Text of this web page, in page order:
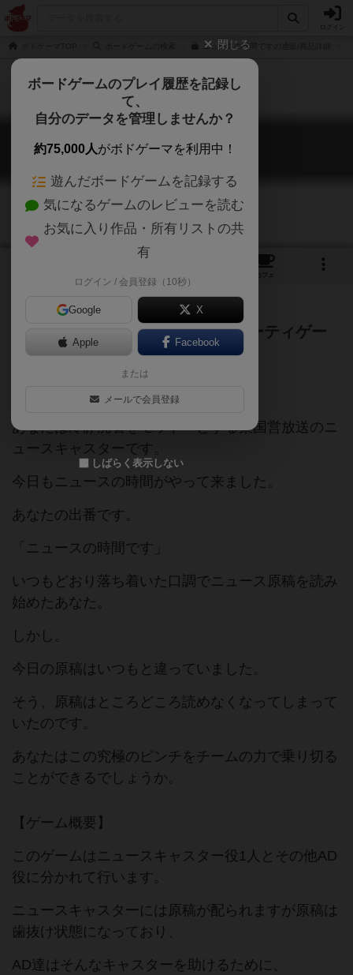
ニュースの時間ですの通販/商品詳細
ニュースの時間です
It is time of the news
カフェ
笑ってはいけないニュース番組パーティゲー
ム
【ストーリー】
あなたは冷静沈着をモットーとする某国営放送のニ
ュースキャスターです。
今日もニュースの時間がやって来ました。
あなたの出番です。
「ニュースの時間です」
いつもどおり落ち着いた口調でニュース原稿を読み
始めたあなた。
しかし。
今日の原稿はいつもと違っていました。
そう、原稿はところどころ読めなくなってしまって
いたのです。
あなたはこの究極のピンチをチームの力で乗り切る
ことができるでしょうか。
【ゲーム概要】
このゲームはニュースキャスター役1人とその他AD
役に分かれて行います。
ニュースキャスターには原稿が配られますが原稿は
歯抜け状態になっており、
AD達はそんなキャスターを助けるために、
閉じる
ボードゲームのプレイ履歴を記録し
て、
自分のデータを管理しませんか？
約75,000人がボドゲーマを利用中！
遊んだボードゲームを記録する
気になるゲームのレビューを読む
お気に入り作品・所有リストの共
有
ログイン / 会員登録（10秒）
Google X
Apple Facebook
または
メールで会員登録
しばらく表示しない